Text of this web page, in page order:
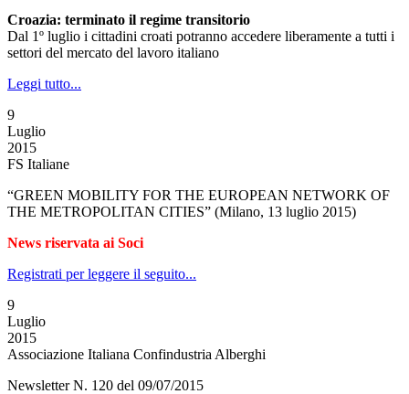
Croazia: terminato il regime transitorio
Dal 1º luglio i cittadini croati potranno accedere liberamente a tutti i
settori del mercato del lavoro italiano
Leggi tutto...
9
Luglio
2015
FS Italiane
“GREEN MOBILITY FOR THE EUROPEAN NETWORK OF
THE METROPOLITAN CITIES” (Milano, 13 luglio 2015)
News riservata ai Soci
Registrati per leggere il seguito...
9
Luglio
2015
Associazione Italiana Confindustria Alberghi
Newsletter N. 120 del 09/07/2015